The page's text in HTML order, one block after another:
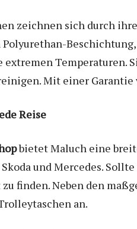
zeichnen sich durch
Temperaturen.
Mit einer
Reise
bietet Maluch eine
Skoda und Mercedes.
finden. Neben den
an.